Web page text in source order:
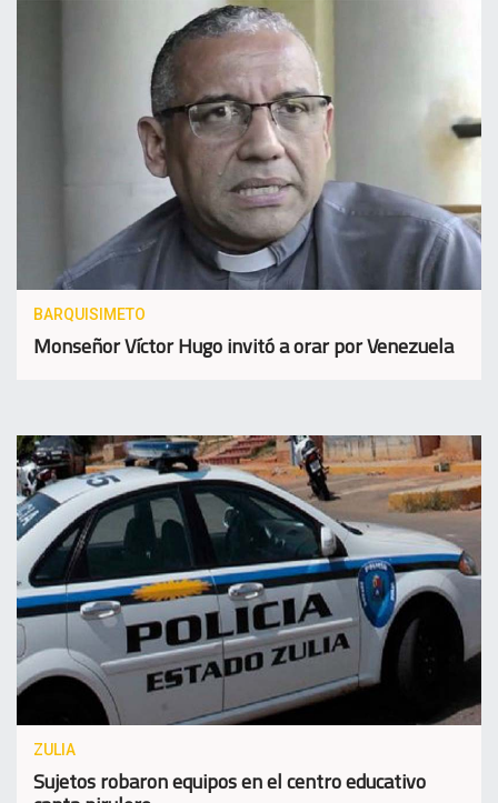
BARQUISIMETO
Monseñor Víctor Hugo invitó a orar por Venezuela
ZULIA
Sujetos robaron equipos en el centro educativo